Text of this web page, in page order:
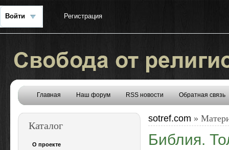
Войти Регистрация
Главная Наш форум RSS новости Обратная связь
Каталог
О проекте
sotref.com »
Библия.